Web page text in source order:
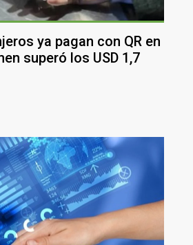
ya pagan con QR en
superó los USD 1,7